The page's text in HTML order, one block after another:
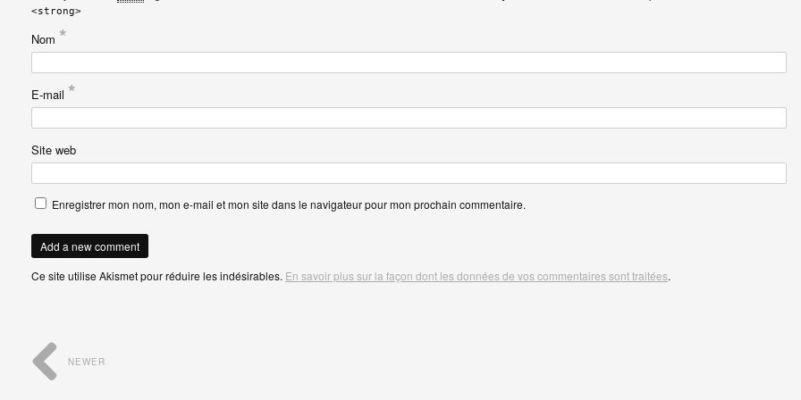
<strong>
Nom *
E-mail *
Site web
Enregistrer mon nom, mon e-mail et mon site dans le navigateur pour mon prochain commentaire.
Ce site utilise Akismet pour réduire les indésirables. En savoir plus sur la façon dont les données de vos commentaires sont traitées.
NEWER